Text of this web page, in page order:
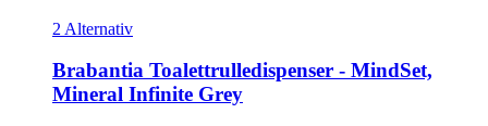
2 Alternativ
Brabantia Toalettrulledispenser -​ MindSet,
Mineral Infinite Grey